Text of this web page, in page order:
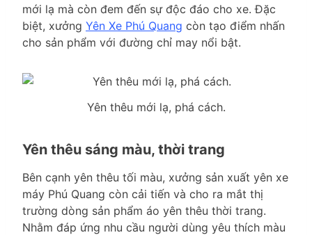
mới lạ mà còn đem đến sự độc đáo cho xe. Đặc
biệt, xưởng Yên Xe Phú Quang còn tạo điểm nhấn
cho sản phẩm với đường chỉ may nổi bật.
Yên thêu mới lạ, phá cách.
Yên thêu sáng màu, thời trang
Bên cạnh yên thêu tối màu, xưởng sản xuất yên xe
máy Phú Quang còn cải tiến và cho ra mắt thị
trường dòng sản phẩm áo yên thêu thời trang.
Nhằm đáp ứng nhu cầu người dùng yêu thích màu